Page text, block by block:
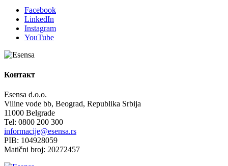
Facebook
LinkedIn
Instagram
YouTube
Контакт
Esensa d.o.o.
Viline vode bb, Beograd, Republika Srbija
11000 Belgrade
Tel: 0800 200 300
informacije@esensa.rs
PIB: 104928059
Matični broj: 20272457